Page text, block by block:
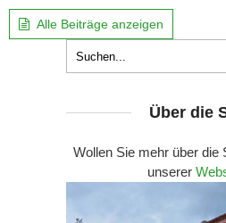
Alle Beiträge anzeigen
Über die
Wollen Sie mehr über die
unserer